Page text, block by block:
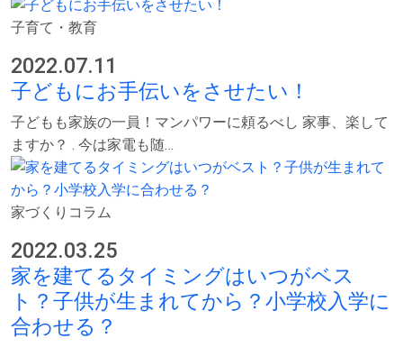
子育て・教育
2022.07.11
子どもにお手伝いをさせたい！
子どもも家族の一員！マンパワーに頼るべし 家事、楽して
ますか？ . 今は家電も随…
家づくりコラム
2022.03.25
家を建てるタイミングはいつがベス
ト？子供が生まれてから？小学校入学に
合わせる？